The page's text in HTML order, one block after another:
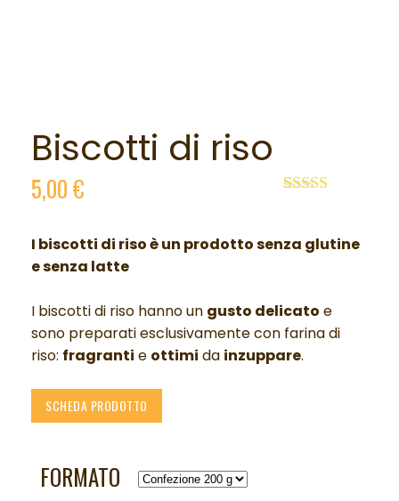
Biscotti di riso
base di
recensioni
5,00€
I biscotti di riso è un prodotto senza glutine
e senza latte
I biscotti di riso hanno un gusto delicato e
sono preparati esclusivamente con farina di
riso: fragranti e ottimi da inzuppare.
SCHEDA PRODOTTO
FORMATO